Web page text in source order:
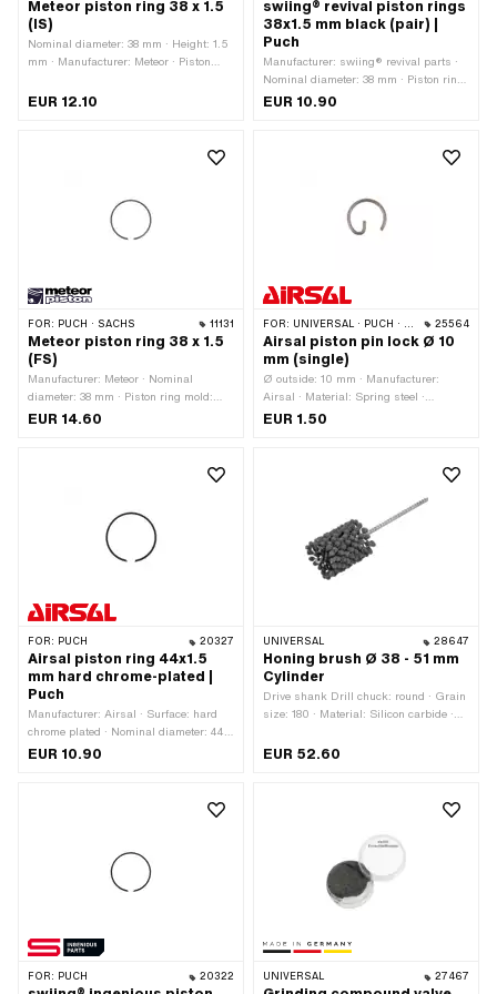
Meteor piston ring 38 x 1.5
(IS)
Nominal diameter: 38 mm · Height: 1.5
mm · Manufacturer: Meteor · Piston
ring impact: Flank safety device (FS) ·
EUR 12.10
swiing® revival piston rings
38x1.5 mm black (pair) |
Puch
Manufacturer: swiing® revival parts ·
Nominal diameter: 38 mm · Piston ring
mold: Rectangular ring · Piston ring
EUR 10.90
FOR: PUCH · SACHS 11131
Meteor piston ring 38 x 1.5
(FS)
Manufacturer: Meteor · Nominal
diameter: 38 mm · Piston ring mold:
Rectangular ring · Height: 1.5 mm ·
EUR 14.60
FOR: UNIVERSAL · PUCH · PONY / CILO (BETA 521 & 512) · PIAGGIO · TOMOS 25564
Airsal piston pin lock Ø 10
mm (single)
Ø outside: 10 mm · Manufacturer:
Airsal · Material: Spring steel ·
Number of sensors / lugs: 1 pcs
EUR 1.50
FOR: PUCH 20327
Airsal piston ring 44x1.5
mm hard chrome-plated |
Puch
Manufacturer: Airsal · Surface: hard
chrome plated · Nominal diameter: 44
mm · Piston ring impact: Internal fuse
EUR 10.90
UNIVERSAL 28647
Honing brush Ø 38 - 51 mm
Cylinder
Drive shank Drill chuck: round · Grain
size: 180 · Material: Silicon carbide ·
accessories · Diameter: 38 - 51 mm ·
EUR 52.60
FOR: PUCH 20322 UNIVERSAL 27467